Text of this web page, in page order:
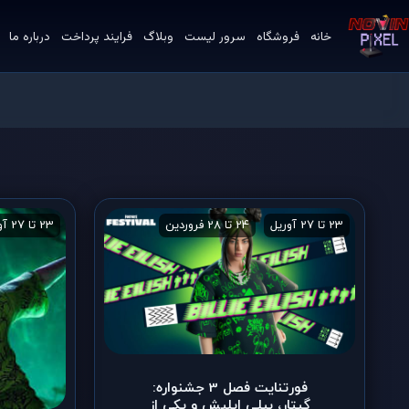
خانه فروشگاه سرور لیست وبلاگ فرایند پرداخت درباره ما
23 تا 27 آوریل 24 تا 28 فروردین آریانا گرانده اجراهای زنده
فورتنایت فصل 3 جشنواره:
23 تا 27 آوریل